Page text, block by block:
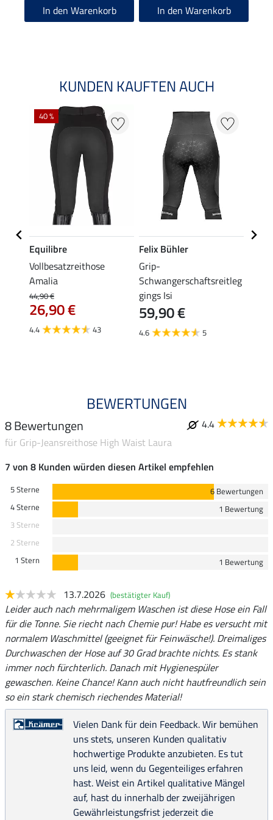
In den Warenkorb In den Warenkorb
KUNDEN KAUFTEN AUCH
40 %
Equilibre
Vollbesatzreithose
Amalia
44,90 €
26,90 €
4.4 43
Felix Bühler
Grip-
Schwangerschaftsreitleg
gings Isi
59,90 €
4.6 5
BEWERTUNGEN
8 Bewertungen
4.4
für Grip-Jeansreithose High Waist Laura
7 von 8 Kunden würden diesen Artikel empfehlen
5 Sterne
6 Bewertungen
4 Sterne
1 Bewertung
3 Sterne
2 Sterne
1 Stern
1 Bewertung
13.7.2026 (bestätigter Kauf)
Leider auch nach mehrmaligem Waschen ist diese Hose ein Fall
für die Tonne. Sie riecht nach Chemie pur! Habe es versucht mit
normalem Waschmittel (geeignet für Feinwäsche!). Dreimaliges
Durchwaschen der Hose auf 30 Grad brachte nichts. Es stank
immer noch fürchterlich. Danach mit Hygienespüler
gewaschen. Keine Chance! Kann auch nicht hautfreundlich sein
so ein stark chemisch riechendes Material!
Vielen Dank für dein Feedback. Wir bemühen
uns stets, unseren Kunden qualitativ
hochwertige Produkte anzubieten. Es tut
uns leid, wenn du Gegenteiliges erfahren
hast. Weist ein Artikel qualitative Mängel
auf, hast du innerhalb der zweijährigen
Gewährleistungsfrist jederzeit die